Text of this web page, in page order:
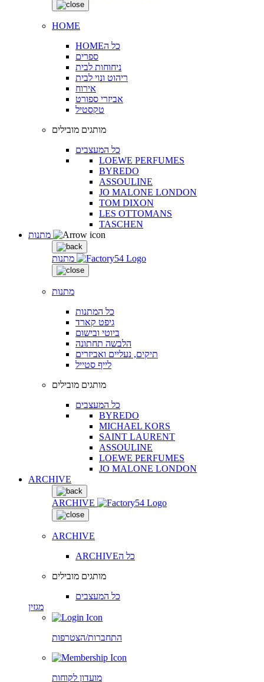
HOME
HOMEכל ה
ספרים
ניחוחות לבית
ריהוט ונוי לבית
אירוח
אביזרי ספורט
טקסטיל
מותגים מובילים
כל המעצבים
LOEWE PERFUMES
BYREDO
ASSOULINE
JO MALONE LONDON
TOM DIXON
LES OTTOMANS
TASCHEN
מתנות
מתנות
כל המתנות
גיפט קארד
ביוטי ובישום
הלבשה תחתונה
תיקים, נעליים ואביזרים
לייף סטייל
מותגים מובילים
כל המעצבים
BYREDO
MICHAEL KORS
SAINT LAURENT
ASSOULINE
LOEWE PERFUMES
JO MALONE LONDON
ARCHIVE
ARCHIVE
ARCHIVE
ARCHIVEכל ה
מותגים מובילים
כל המעצבים
מגזין
התחברות/הצטרפות
מועדון לקוחות